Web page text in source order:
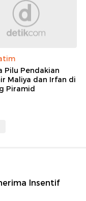
Pilu Pendakian
Maliya dan Irfan di
Piramid
Insentif